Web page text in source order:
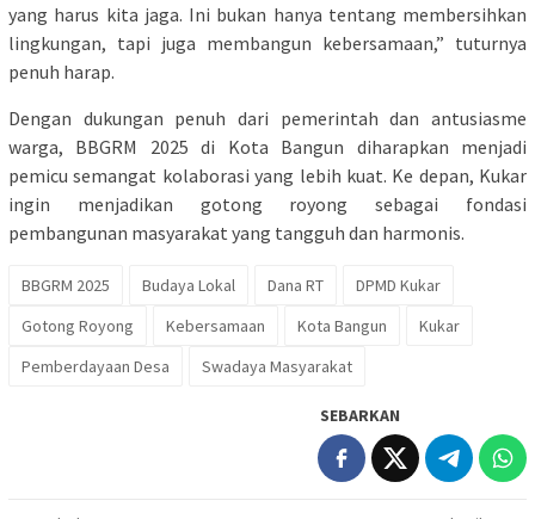
yang harus kita jaga. Ini bukan hanya tentang membersihkan
lingkungan, tapi juga membangun kebersamaan,” tuturnya
penuh harap.
Dengan dukungan penuh dari pemerintah dan antusiasme
warga, BBGRM 2025 di Kota Bangun diharapkan menjadi
pemicu semangat kolaborasi yang lebih kuat. Ke depan, Kukar
ingin menjadikan gotong royong sebagai fondasi
pembangunan masyarakat yang tangguh dan harmonis.
BBGRM 2025 Budaya Lokal Dana RT
DPMD Kukar
Gotong Royong
Kebersamaan Kota Bangun
Kukar
Pemberdayaan Desa
Swadaya Masyarakat
SEBARKAN